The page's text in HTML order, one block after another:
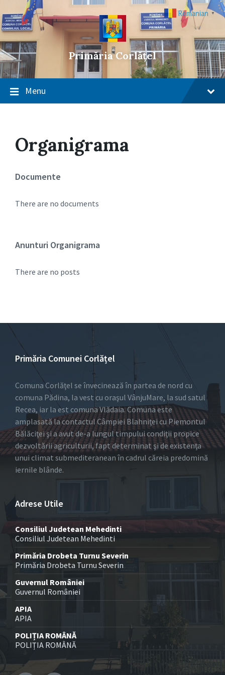
to
content
to
main
navigation
to
footer
Primăria Corlățel
Menu
Organigrama
Documente
There are no documents
Anunturi Organigrama
There are no posts
Primăria Comunei Corlățel
Comuna Corlăţel se învecinează în partea de nord cu
comuna Pădina, la vest cu oraşul VânjuMare, la sud satul
Recea, iar la est comuna Vlădaia. Comuna este
amplasată la contactul Câmpiei Blahniţei cu Piemontul
Bălăciţei şi a avut de-a lungul timpului condiţii propice
dezvoltării agriculturii, fapt determinat şi de existenţa
unui climat submediteranean în cadrul căreia predomină
iernile blânde.
Adrese Utile
Consiliul Judetean Mehedinti
Consiliul Judetean Mehedinti
Primăria Drobeta Turnu Severin
Primăria Drobeta Turnu Severin
Guvernul României
Guvernul României
APIA
APIA
POLIȚIA ROMÂNĂ
POLIȚIA ROMÂNĂ
Romanian ▼